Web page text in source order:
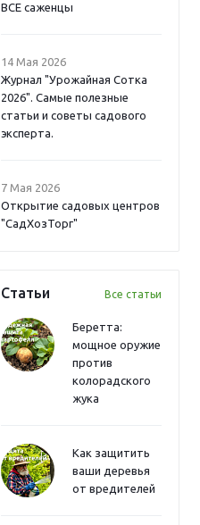
ВСЕ саженцы
14 Мая 2026
Журнал "Урожайная Сотка
2026". Самые полезные
статьи и советы садового
эксперта.
7 Мая 2026
Открытие садовых центров
"СадХозТорг"
Статьи Все статьи
Беретта:
мощное оружие
против
колорадского
жука
Как защитить
ваши деревья
от вредителей